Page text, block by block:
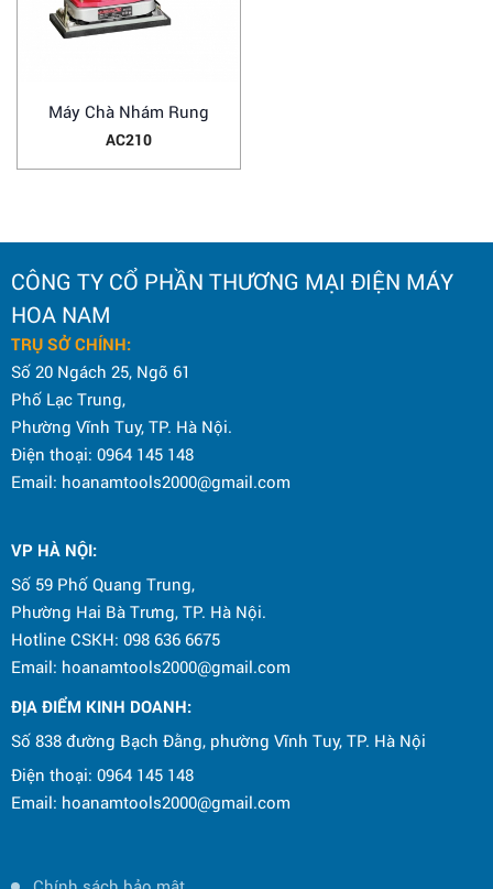
Máy Chà Nhám Rung
AC210
CÔNG TY CỔ PHẦN THƯƠNG MẠI ĐIỆN MÁY
HOA NAM
TRỤ SỞ CHÍNH:
Số 20 Ngách 25, Ngõ 61
Phố Lạc Trung,
Phường Vĩnh Tuy, TP. Hà Nội.
Điện thoại: 0964 145 148
Email: hoanamtools2000@gmail.com
VP HÀ NỘI:
Số 59 Phố Quang Trung,
Phường Hai Bà Trưng, TP. Hà Nội.
Hotline CSKH: 098 636 6675
Email: hoanamtools2000@gmail.com
ĐỊA ĐIỂM KINH DOANH:
Số 838 đường Bạch Đằng, phường Vĩnh Tuy, TP. Hà Nội
Điện thoại: 0964 145 148
Email: hoanamtools2000@gmail.com